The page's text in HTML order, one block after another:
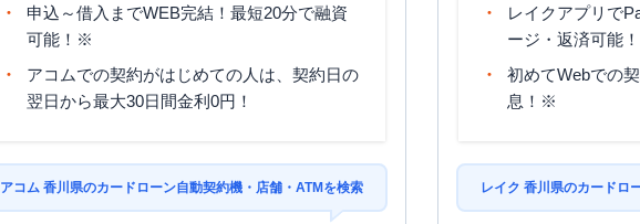
申込～借入までWEB完結！最短20分で融資
可能！※
アコムでの契約がはじめての人は、契約日の
翌日から最大30日間金利0円！
アコム 香川県のカードローン自動契約機・店舗・ATMを検索
レイクアプリで
ージ・返済可能！
初めてWebでの
息！※
レイク 香川県のカードロ